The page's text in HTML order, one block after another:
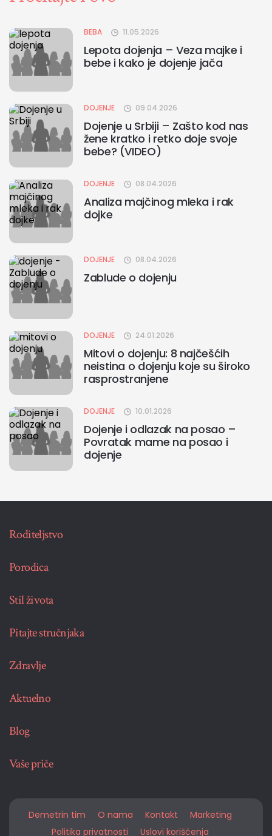
BEBA 11.05.2026
Lepota dojenja – Veza majke i
bebe i kako je dojenje jača
DOJENJE 09.04.2026
Dojenje u Srbiji – Zašto kod nas
žene kratko i retko doje svoje
bebe? (VIDEO)
DOJENJE 08.04.2026
Analiza majčinog mleka i rak
dojke
DOJENJE 08.04.2026
Zablude o dojenju
DOJENJE 24.01.2026
Mitovi o dojenju: 8 najčešćih
neistina o dojenju koje su široko
rasprostranjene
DOJENJE 10.01.2026
Dojenje i odlazak na posao –
Povratak mame na posao i
dojenje
Roditeljstvo
Porodica
Stil života
Pitajte stručnjaka
Zdravlje
Aktuelno
Blog
Vaše priče
Demetrin tim O nama Kontakt
Marketing
Politika privatnosti
Uslovi korišćenja